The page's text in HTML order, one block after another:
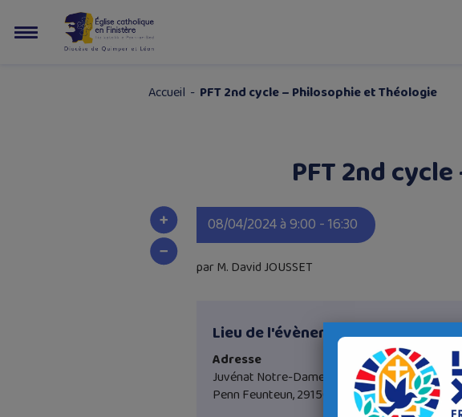
Accueil - PFT 2nd cycle – Philosophie et Théologie
PFT 2nd
08/04/2024 à 9:00 - 16:30
par M. David JOUSSET
Lieu de l'évènement
Adresse
Juvénat Notre-Dame
Penn Feunteun, 29150 Châteaulin